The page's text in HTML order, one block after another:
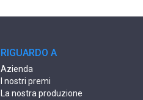
RIGUARDO A
Azienda
I nostri premi
La nostra produzione